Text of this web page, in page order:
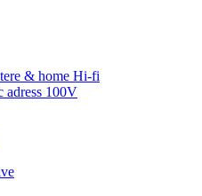
& home Hi-fi
adress 100V